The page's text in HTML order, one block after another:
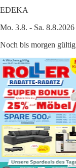
EDEKA
Mo. 3.8. - Sa. 8.8.2026
Noch bis morgen gültig